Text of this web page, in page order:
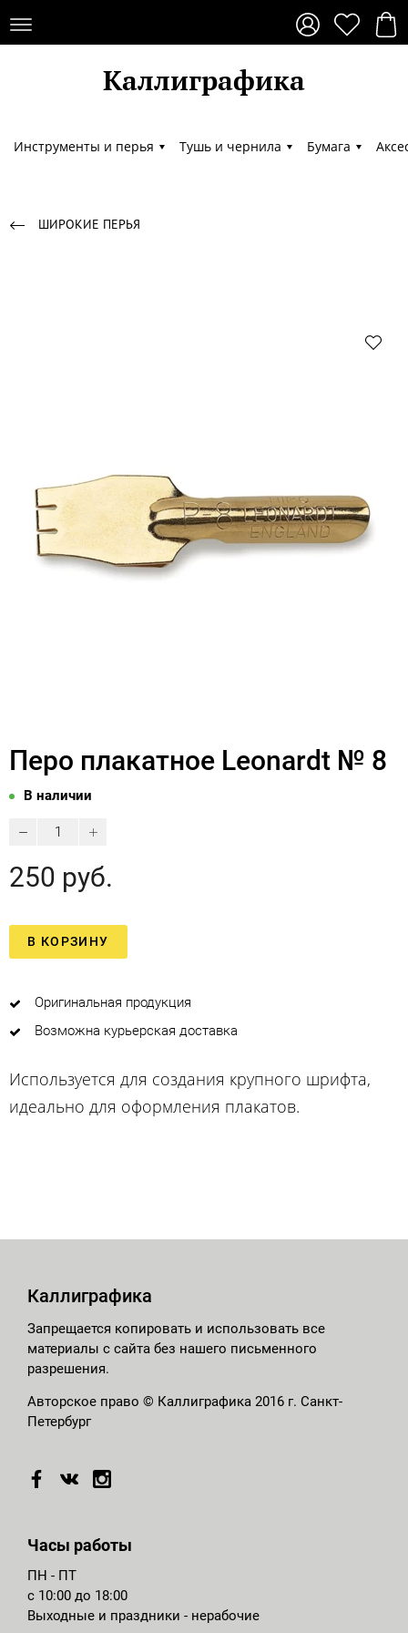
Каллиграфика
Каллиграфика
Инструменты и перья Тушь и чернила Бумага
ШИРОКИЕ ПЕРЬЯ
Перо плакатное Leonardt № 8
В наличии
250 руб.
В КОРЗИНУ
Оригинальная продукция
Возможна курьерская доставка
Используется для создания крупного шрифта,
идеально для оформления плакатов.
Каллиграфика
Запрещается копировать и использовать все
материалы с сайта без нашего письменного
разрешения.
Авторское право © Каллиграфика 2016 г. Санкт-
Петербург
Часы работы
ПН - ПТ
с 10:00 до 18:00
Выходные и праздники - нерабочие